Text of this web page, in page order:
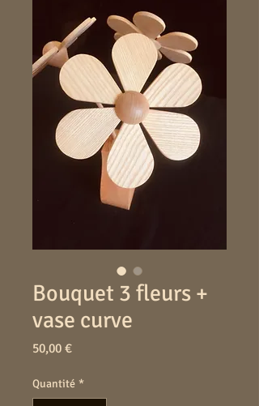
Bouquet 3 fleurs +
vase curve
50,00 €Prix
Quantité *